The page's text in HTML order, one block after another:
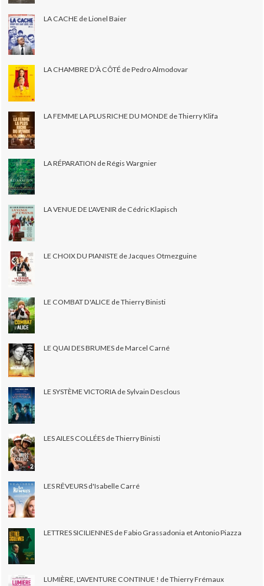
LA CACHE de Lionel Baier
LA CHAMBRE D'À CÔTÉ de Pedro Almodovar
LA FEMME LA PLUS RICHE DU MONDE de Thierry Klifa
LA RÉPARATION de Régis Wargnier
LA VENUE DE L'AVENIR de Cédric Klapisch
LE CHOIX DU PIANISTE de Jacques Otmezguine
LE COMBAT D'ALICE de Thierry Binisti
LE QUAI DES BRUMES de Marcel Carné
LE SYSTÈME VICTORIA de Sylvain Desclous
LES AILES COLLÉES de Thierry Binisti
LES RÊVEURS d'Isabelle Carré
LETTRES SICILIENNES de Fabio Grassadonia et Antonio Piazza
LUMIÈRE, L'AVENTURE CONTINUE ! de Thierry Frémaux